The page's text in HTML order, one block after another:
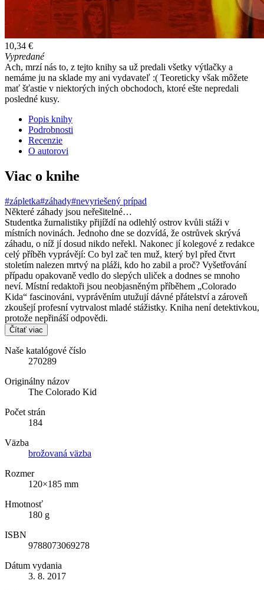
10,34 €
Vypredané
Ach, mrzí nás to, z tejto knihy sa už predali všetky výtlačky a
nemáme ju na sklade my ani vydavateľ :( Teoreticky však môžete
mať šťastie v niektorých iných obchodoch, ktoré ešte nepredali
posledné kusy.
Popis knihy
Podrobnosti
Recenzie
O autorovi
Viac o knihe
#zápletka#záhady#nevyriešený prípad
Některé záhady jsou neřešitelné…
Studentka žurnalistiky přijíždí na odlehlý ostrov kvůli stáži v
místních novinách. Jednoho dne se dozvídá, že ostrůvek skrývá
záhadu, o níž jí dosud nikdo neřekl. Nakonec jí kolegové z redakce
celý příběh vyprávějí: Co byl zač ten muž, který byl před čtvrt
stoletím nalezen mrtvý na pláži, kdo ho zabil a proč? Vyšetřování
případu opakovaně vedlo do slepých uliček a dodnes se mnoho
neví. Místní redaktoři jsou neobjasněným příběhem „Colorado
Kida“ fascinováni, vyprávěním utužují dávné přátelství a zároveň
zkoušejí profesní vytrvalost mladé stážistky. Kniha není detektivkou,
protože nepřináší odpovědi.
Čítať viac
Naše katalógové číslo
270289
Originálny názov
The Colorado Kid
Počet strán
184
Väzba
brožovaná väzba
Rozmer
120×185 mm
Hmotnosť
180 g
ISBN
9788073069278
Dátum vydania
3. 8. 2017